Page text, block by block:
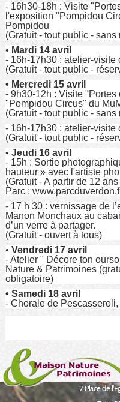
- 16h30-18h : Visite
l'exposition "Pompidou
Pompidou
(Gratuit - tout public - sans
• Mardi 14 avril
- 16h-17h30 : atelier-visite
(Gratuit - tout public -
• Mercredi 15 avril
- 9h30-12h : Visite
"Pompidou Circus" du
(Gratuit - tout public - sans
- 16h-17h30 : atelier-visite
(Gratuit - tout public -
• Jeudi 16 avril
- 15h : Sortie
hauteur » avec l'artiste
(Gratuit - A partir de 12
Parc :
- 17 h 30 : vernissage de
Manon Monchaux au
d’un verre à partager.
(Gratuit - ouvert à tous)
• Vendredi 17 avril
- Atelier " Décore ton
Nature & Patrimoines
obligatoire)
• Samedi 18 avril
- Chorale de
2 Place de